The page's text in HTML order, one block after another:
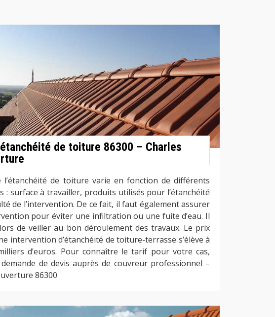
de toiture 86300 – Charles
l’étanchéité de toiture varie en fonction de différents
: surface à travailler, produits utilisés pour l’étanchéité
de l’intervention. De ce fait, il faut également assurer
pour éviter une infiltration ou une fuite d’eau. Il
de veiller au bon déroulement des travaux. Le prix
intervention d’étanchéité de toiture-terrasse s’élève à
d’euros. Pour connaître le tarif pour votre cas,
de devis auprès de couvreur professionnel –
86300